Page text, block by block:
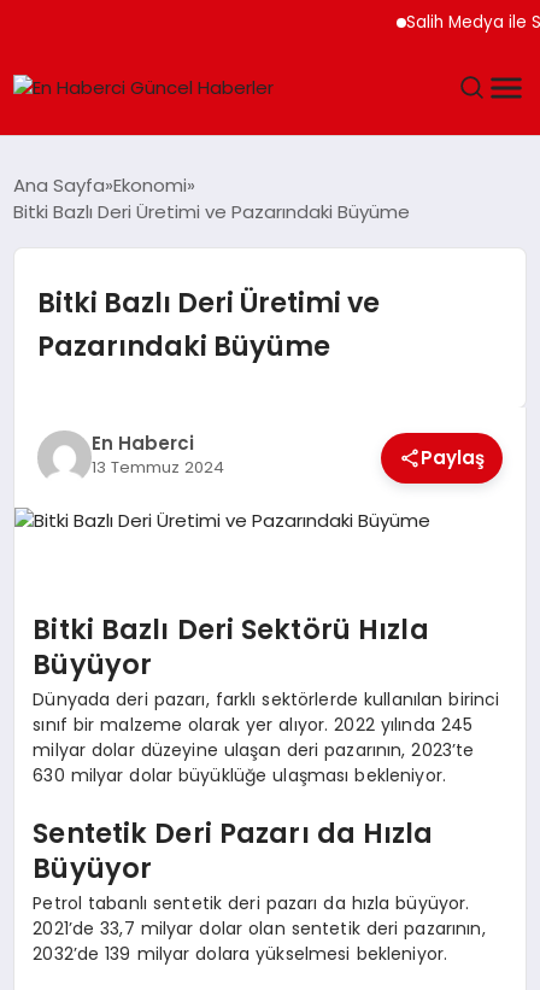
Salih Medya ile
SAĞLIK
TEKNOLOJI
DÜNYA
SIYASET
Ana Sayfa Ekonomi
Bitki Bazlı Deri Üretimi ve Pazarındaki Büyüme
Bitki Bazlı Deri Üretimi ve
Pazarındaki Büyüme
En Haberci
13 Temmuz 2024 Paylaş
Bitki Bazlı Deri Sektörü Hızla
Büyüyor
Dünyada deri pazarı, farklı sektörlerde kullanılan birinci
sınıf bir malzeme olarak yer alıyor. 2022 yılında 245
milyar dolar düzeyine ulaşan deri pazarının, 2023’te
630 milyar dolar büyüklüğe ulaşması bekleniyor.
Sentetik Deri Pazarı da Hızla
Büyüyor
Petrol tabanlı sentetik deri pazarı da hızla büyüyor.
2021’de 33,7 milyar dolar olan sentetik deri pazarının,
2032’de 139 milyar dolara yükselmesi bekleniyor.